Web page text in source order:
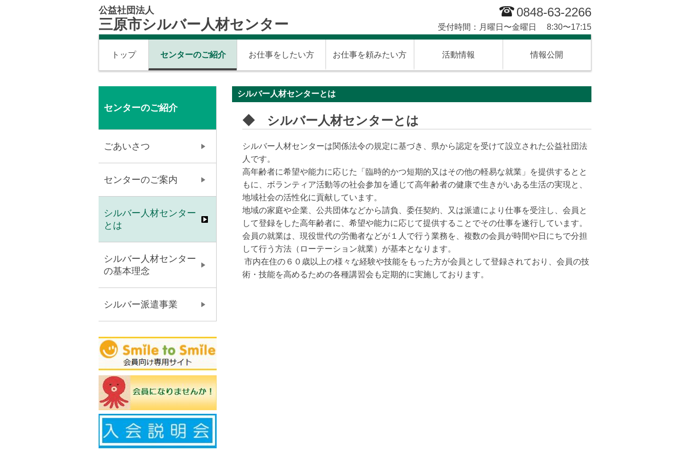
公益社団法人
三原市シルバー人材センター
0848-63-2266
受付時間：月曜日〜金曜日 8:30〜17:15
トップ センターのご紹介 お仕事をしたい方 お仕事を頼みたい方 活動情報 情報公開
シルバー人材センターとは
◆ シルバー人材センターとは
シルバー人材センターは関係法令の規定に基づき、県から認定を受けて設立された公益社団法
人です。
高年齢者に希望や能力に応じた「臨時的かつ短期的又はその他の軽易な就業」を提供するとと
もに、ボランティア活動等の社会参加を通じて高年齢者の健康で生きがいある生活の実現と、
地域社会の活性化に貢献しています。
地域の家庭や企業、公共団体などから請負、委任契約、又は派遣により仕事を受注し、会員と
して登録をした高年齢者に、希望や能力に応じて提供することでその仕事を遂行しています。
会員の就業は、現役世代の労働者などが１人で行う業務を、複数の会員が時間や日にちで分担
して行う方法（ローテーション就業）が基本となります。
市内在住の６０歳以上の様々な経験や技能をもった方が会員として登録されており、会員の技
術・技能を高めるための各種講習会も定期的に実施しております。
センターのご紹介
ごあいさつ
センターのご案内
シルバー人材センター
とは
シルバー人材センター
の基本理念
シルバー派遣事業